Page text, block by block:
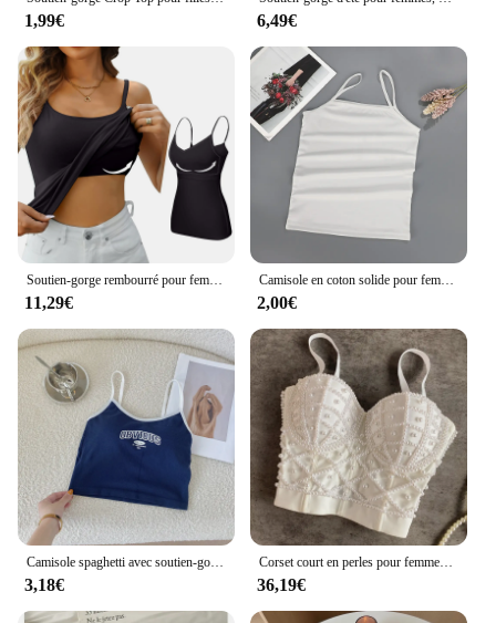
1,99€ 6,49€
11,29€
Camisole en coton solide pour femmes, bretelles sexy, lingerie basique, t-shirt d'été
2,00€
3,18€
Corset court en perles pour femmes, lingerie sexy, soutien-gorge tubulaire, débardeur
36,19€